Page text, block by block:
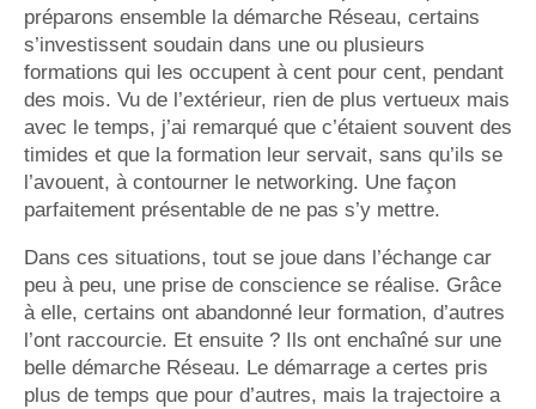
préparons ensemble la démarche Réseau, certains
s’investissent soudain dans une ou plusieurs
formations qui les occupent à cent pour cent, pendant
des mois. Vu de l’extérieur, rien de plus vertueux mais
avec le temps, j’ai remarqué que c’étaient souvent des
timides et que la formation leur servait, sans qu’ils se
l’avouent, à contourner le networking. Une façon
parfaitement présentable de ne pas s’y mettre.
Dans ces situations, tout se joue dans l’échange car
peu à peu, une prise de conscience se réalise. Grâce
à elle, certains ont abandonné leur formation, d’autres
l’ont raccourcie. Et ensuite ? Ils ont enchaîné sur une
belle démarche Réseau. Le démarrage a certes pris
plus de temps que pour d’autres, mais la trajectoire a